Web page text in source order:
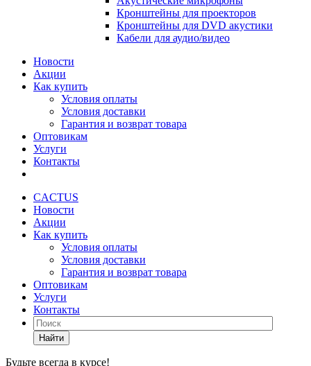
Кронштейны для проекторов
Кронштейны для DVD акустики
Кабели для аудио/видео
Новости
Акции
Как купить
Условия оплаты
Условия доставки
Гарантия и возврат товара
Оптовикам
Услуги
Контакты
CACTUS
Новости
Акции
Как купить
Условия оплаты
Условия доставки
Гарантия и возврат товара
Оптовикам
Услуги
Контакты
Найти
Будьте всегда в курсе!